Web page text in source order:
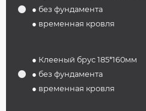
● без фундамента
● временная кровля
● Клееный брус 185*160мм
● без фундамента
● временная кровля